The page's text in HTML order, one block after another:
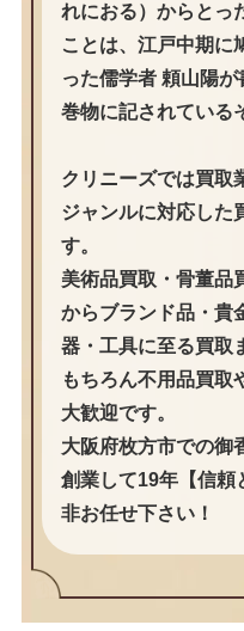
れにおる）からとっ
ことは、江戸中期に
った儒学者 頼山陽
巻物に記されている
クリニーズでは買取
ジャンルに対応した
す。
美術品買取・骨董品
からブランド品・貴
器・工具に至る買取
もちろん不用品買取
大歓迎です。
大阪府枚方市での御
創業して19年【信頼
非お任せ下さい！